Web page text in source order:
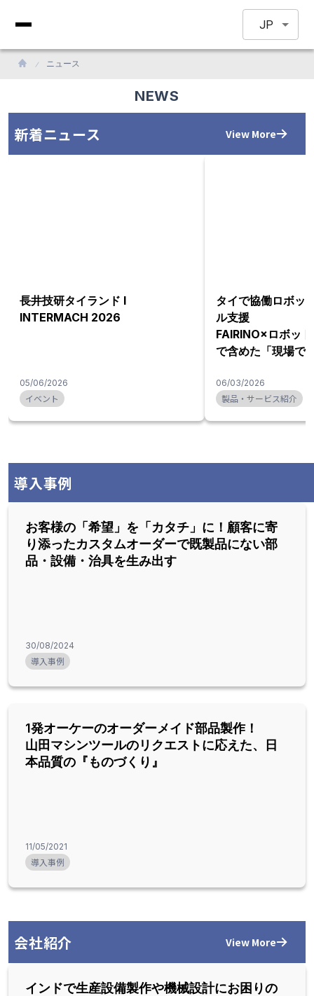
JP
ニュース
NEWS
新着ニュース View More
長井技研タイランド l
INTERMACH 2026
05/06/2026
イベント
タイで協働ロボッ
ル支援
FAIRINO×ロボッ
で含めた「現場で
06/03/2026
製品・サービス紹介
導入事例
お客様の「希望」を「カタチ」に！顧客に寄
り添ったカスタムオーダーで既製品にない部
品・設備・治具を生み出す
30/08/2024
導入事例
1発オーケーのオーダーメイド部品製作！
山田マシンツールのリクエストに応えた、日
本品質の『ものづくり』
11/05/2021
導入事例
会社紹介 View More
インドで生産設備製作や機械設計にお困りの